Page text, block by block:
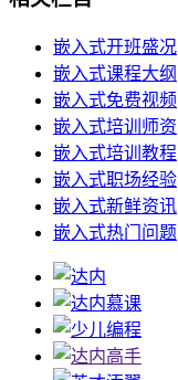
嵌入式开班盛况
嵌入式课程大纲
嵌入式免费视频
嵌入式培训师资
嵌入式培训教程
嵌入式职场经验
嵌入式新鲜资讯
嵌入式热门问题